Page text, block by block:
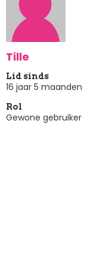
Tille
Lid sinds
16 jaar 5 maanden
Rol
Gewone gebruiker